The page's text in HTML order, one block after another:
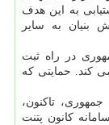
به این هدف
بنیان به سایر
در راه ثبت
می کند. حمایتی که
تاکنون،
سامانه کانون پتنت